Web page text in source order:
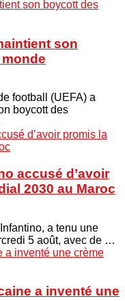
son
football (UEFA) a
boycott des
accusé d’avoir
2030 au Maroc
a tenu une
5 août, avec de …
a inventé une